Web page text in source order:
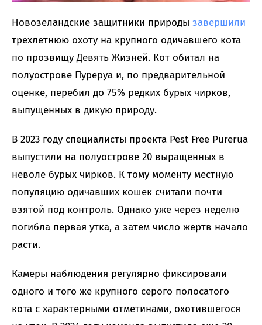
Новозеландские защитники природы завершили
трехлетнюю охоту на крупного одичавшего кота
по прозвищу Девять Жизней. Кот обитал на
полуострове Пуреруа и, по предварительной
оценке, перебил до 75% редких бурых чирков,
выпущенных в дикую природу.
В 2023 году специалисты проекта Pest Free Purerua
выпустили на полуострове 20 выращенных в
неволе бурых чирков. К тому моменту местную
популяцию одичавших кошек считали почти
взятой под контроль. Однако уже через неделю
погибла первая утка, а затем число жертв начало
расти.
Камеры наблюдения регулярно фиксировали
одного и того же крупного серого полосатого
кота с характерными отметинами, охотившегося